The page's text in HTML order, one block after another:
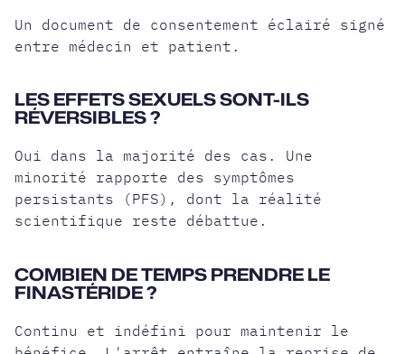
Un document de consentement éclairé signé
entre médecin et patient.
LES EFFETS SEXUELS SONT-ILS
RÉVERSIBLES ?
Oui dans la majorité des cas. Une
minorité rapporte des symptômes
persistants (PFS), dont la réalité
scientifique reste débattue.
COMBIEN DE TEMPS PRENDRE LE
FINASTÉRIDE ?
Continu et indéfini pour maintenir le